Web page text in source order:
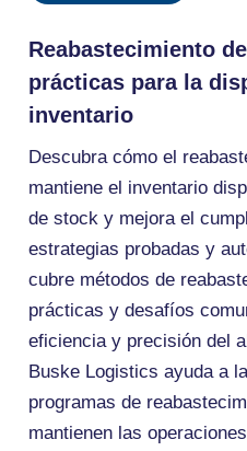
Reabastecimiento
prácticas para la
inventario
Descubra cómo el
mantiene el inventario
de stock y mejora el
estrategias probadas y
cubre métodos de
prácticas y desafíos
eficiencia y precisión del
Buske Logistics ayuda a
programas de
mantienen las